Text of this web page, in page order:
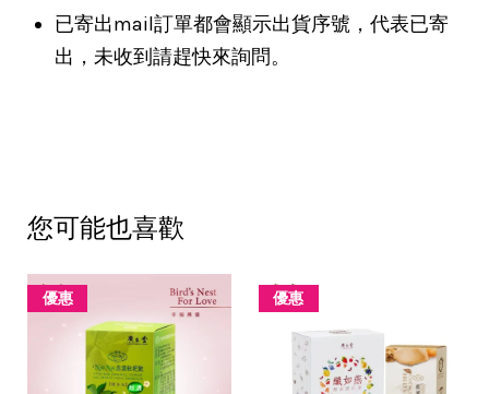
已寄出mail訂單都會顯示出貨序號，代表已寄
出，未收到請趕快來詢問。
您可能也喜歡
優惠 優惠